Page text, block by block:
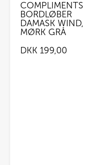
COMPLIMENTS
BORDLØBER
DAMASK WIND,
MØRK GRÅ
DKK 199,00